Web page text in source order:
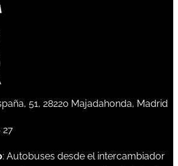
51, 28220 Majadahonda, Madrid
27
: Autobuses desde el intercambiador